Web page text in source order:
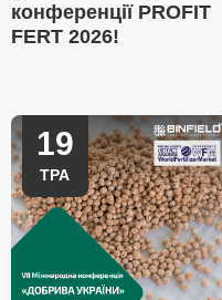
конференції PROFIT
FERT 2026!
19
ТРА